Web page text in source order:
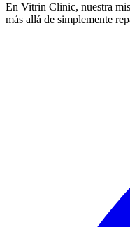
En Vitrin Clinic, nuestra
más allá de simplemente